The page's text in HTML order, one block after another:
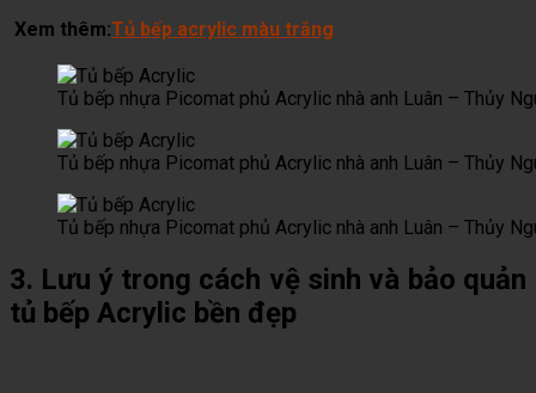
Xem thêm:Tủ bếp acrylic màu trắng
Tủ bếp nhựa Picomat phủ Acrylic nhà anh Luân – Thủy
Tủ bếp nhựa Picomat phủ Acrylic nhà anh Luân – Thủy
Tủ bếp nhựa Picomat phủ Acrylic nhà anh Luân – Thủy
3. Lưu ý trong cách vệ sinh và bảo quản
tủ bếp Acrylic bền đẹp